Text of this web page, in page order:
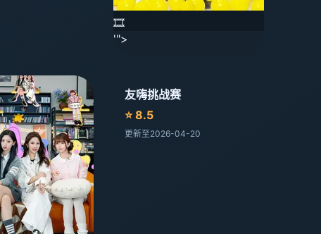
🎞️
'">
友嗨挑战赛
⭐ 8.5
更新至2026-04-20